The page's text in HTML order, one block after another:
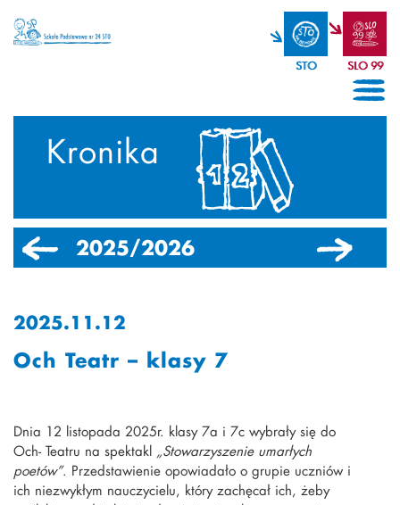
STO SLO 99
Kronika
2025/2026 2024/2025
2025.11.12
Och Teatr – klasy 7
Dnia 12 listopada 2025r. klasy 7a i 7c wybrały się do
Och- Teatru na spektakl „Stowarzyszenie umarłych
poetów”. Przedstawienie opowiadało o grupie uczniów i
ich niezwykłym nauczycielu, który zachęcał ich, żeby